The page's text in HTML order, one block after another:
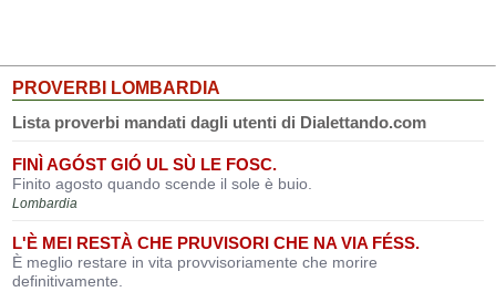
PROVERBI LOMBARDIA
Lista proverbi mandati dagli utenti di Dialettando.com
FINÌ AGÓST GIÓ UL SÙ LE FOSC.
Finito agosto quando scende il sole è buio.
Lombardia
L'È MEI RESTÀ CHE PRUVISORI CHE NA VIA FÉSS.
È meglio restare in vita provvisoriamente che morire
definitivamente.